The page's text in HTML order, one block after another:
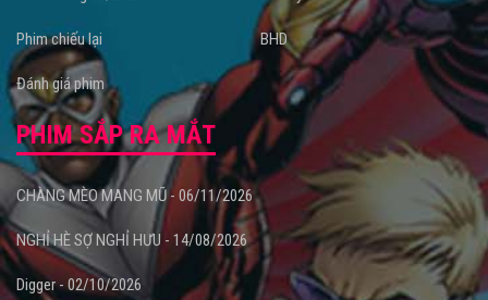
Phim chiếu lại
Đánh giá phim
BHD
PHIM SẮP RA MẮT
CHÀNG MÈO MANG MŨ - 06/11/2026
NGHỈ HÈ SỢ NGHỈ HƯU - 14/08/2026
Digger - 02/10/2026